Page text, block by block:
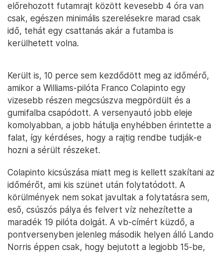
előrehozott futamrajt között kevesebb 4 óra van
csak, egészen minimális szerelésekre marad csak
idő, tehát egy csattanás akár a futamba is
kerülhetett volna.
Került is, 10 perce sem kezdődött meg az időmérő,
amikor a Williams-pilóta Franco Colapinto egy
vizesebb részen megcsúszva megpördült és a
gumifalba csapódott. A versenyautó jobb eleje
komolyabban, a jobb hátulja enyhébben érintette a
falat, így kérdéses, hogy a rajtig rendbe tudják-e
hozni a sérült részeket.
Colapinto kicsúszása miatt meg is kellett szakítani az
időmérőt, ami kis szünet után folytatódott. A
körülmények nem sokat javultak a folytatásra sem,
eső, csúszós pálya és felvert víz nehezítette a
maradék 19 pilóta dolgát. A vb-címért küzdő, a
pontversenyben jelenleg második helyen álló Lando
Norris éppen csak, hogy bejutott a legjobb 15-be,